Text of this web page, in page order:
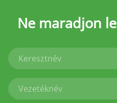
Ne maradjon le